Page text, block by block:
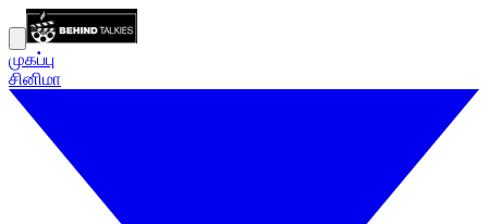
முகப்பு
சினிமா